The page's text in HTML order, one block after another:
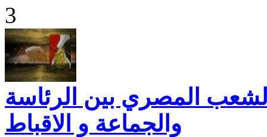
المصري بين الرئاسة
والجماعة و الاقباط